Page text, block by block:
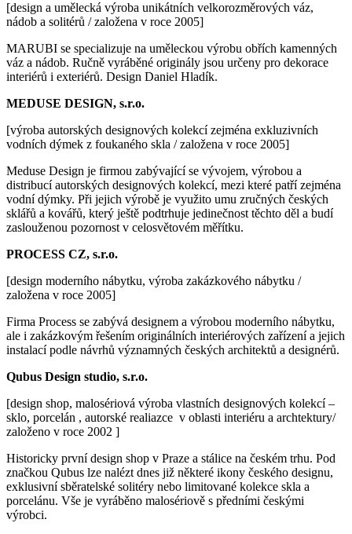
[design a umělecká výroba unikátních velkorozměrových váz,
nádob a solitérů / založena v roce 2005]
MARUBI se specializuje na uměleckou výrobu obřích kamenných
váz a nádob. Ručně vyráběné originály jsou určeny pro dekorace
interiérů i exteriérů. Design Daniel Hladík.
MEDUSE DESIGN, s.r.o.
[výroba autorských designových kolekcí zejména exkluzivních
vodních dýmek z foukaného skla / založena v roce 2005]
Meduse Design je firmou zabývající se vývojem, výrobou a
distribucí autorských designových kolekcí, mezi které patří zejména
vodní dýmky. Při jejich výrobě je využito umu zručných českých
sklářů a kovářů, který ještě podtrhuje jedinečnost těchto děl a budí
zaslouženou pozornost v celosvětovém měřítku.
PROCESS CZ, s.r.o.
[design moderního nábytku, výroba zakázkového nábytku /
založena v roce 2005]
Firma Process se zabývá designem a výrobou moderního nábytku,
ale i zakázkovým řešením originálních interiérových zařízení a jejich
instalací podle návrhů významných českých architektů a designérů.
Qubus Design studio, s.r.o.
[design shop, malosériová výroba vlastních designových kolekcí –
sklo, porcelán , autorské realiazce v oblasti interiéru a archtektury/
založeno v roce 2002 ]
Historicky první design shop v Praze a stálice na českém trhu. Pod
značkou Qubus lze nalézt dnes již některé ikony českého designu,
exklusivní sběratelské solitéry nebo limitované kolekce skla a
porcelánu. Vše je vyráběno malosériově s předními českými
výrobci.